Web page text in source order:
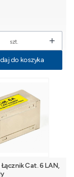
szt.
do koszyka
Cat. 6 LAN,